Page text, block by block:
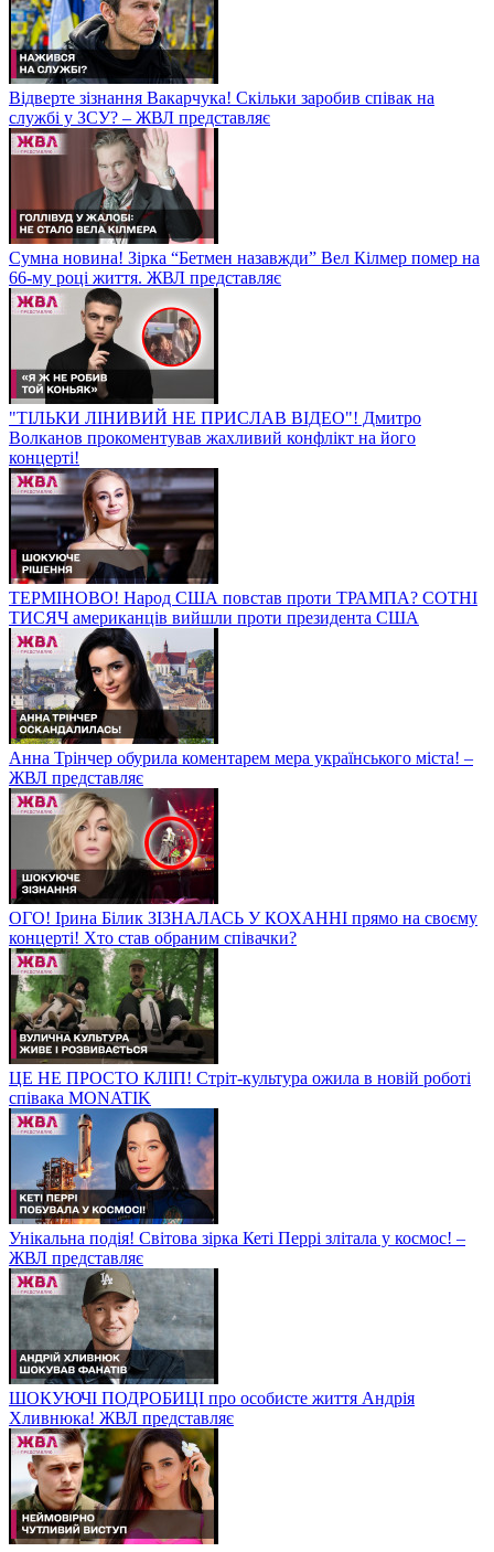
Відверте зізнання Вакарчука! Скільки заробив співак на
службі у ЗСУ? – ЖВЛ представляє
Сумна новина! Зірка “Бетмен назавжди” Вел Кілмер помер на
66-му році життя. ЖВЛ представляє
"ТІЛЬКИ ЛІНИВИЙ НЕ ПРИСЛАВ ВІДЕО"! Дмитро
Волканов прокоментував жахливий конфлікт на його
концерті!
ТЕРМІНОВО! Народ США повстав проти ТРАМПА? СОТНІ
ТИСЯЧ американців вийшли проти президента США
Анна Трінчер обурила коментарем мера українського міста! –
ЖВЛ представляє
ОГО! Ірина Білик ЗІЗНАЛАСЬ У КОХАННІ прямо на своєму
концерті! Хто став обраним співачки?
ЦЕ НЕ ПРОСТО КЛІП! Стріт-культура ожила в новій роботі
співака MONATIK
Унікальна подія! Світова зірка Кеті Перрі злітала у космос! –
ЖВЛ представляє
ШОКУЮЧІ ПОДРОБИЦІ про особисте життя Андрія
Хливнюка! ЖВЛ представляє